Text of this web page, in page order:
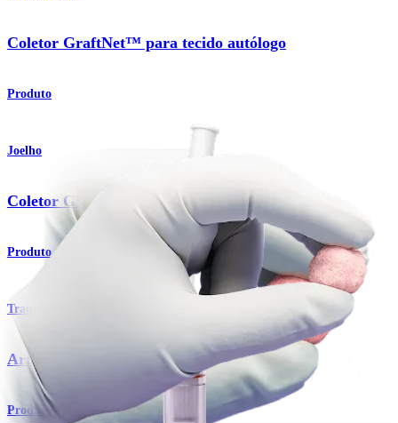
Coletor GraftNet™ para tecido autólogo
Produto
Joelho
Coletor GraftNet™ para tecido autólogo
Produto
Traumatismo - Extremidades superiores
ArthroCell™ Viable Bone Matrix
Produto